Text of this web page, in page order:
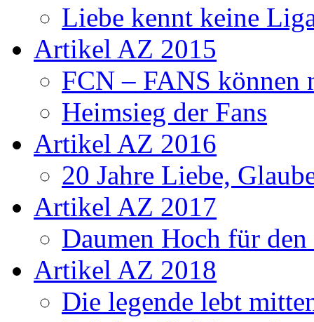
Liebe kennt keine
Artikel AZ 2015
FCN – FANS können
Heimsieg der Fans
Artikel AZ 2016
20 Jahre Liebe,
Artikel AZ 2017
Daumen Hoch für
Artikel AZ 2018
Die legende lebt